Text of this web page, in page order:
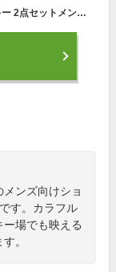
ロシニョール ROSSIGNOL スキー板 ショートスキー 2点セットメンズ MINI SUPERVIRAGE123+XPRESS11 スキー板+ビンディング
ンズ向けショ
す。カラフル
場でも映える
。